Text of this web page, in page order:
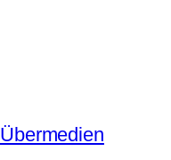
Übermedien